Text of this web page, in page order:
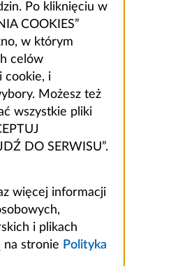
Po kliknięciu w
COOKIES”
w którym
celów
cookie, i
Możesz też
wszystkie pliki
DO SERWISU”.
więcej informacji
i plikach
na stronie Polityka